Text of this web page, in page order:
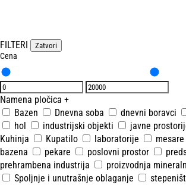
FILTERI Zatvori
Cena
Namena pločica +
Bazen
Dnevna soba dnevni boravci
hol
industrijski objekti javne
Kuhinja
Kupatilo laboratorije mesare
bazena
pekare poslovni prostor
prehrambena industrija
proizvodnja
Spoljnje i unutrašnje oblaganje